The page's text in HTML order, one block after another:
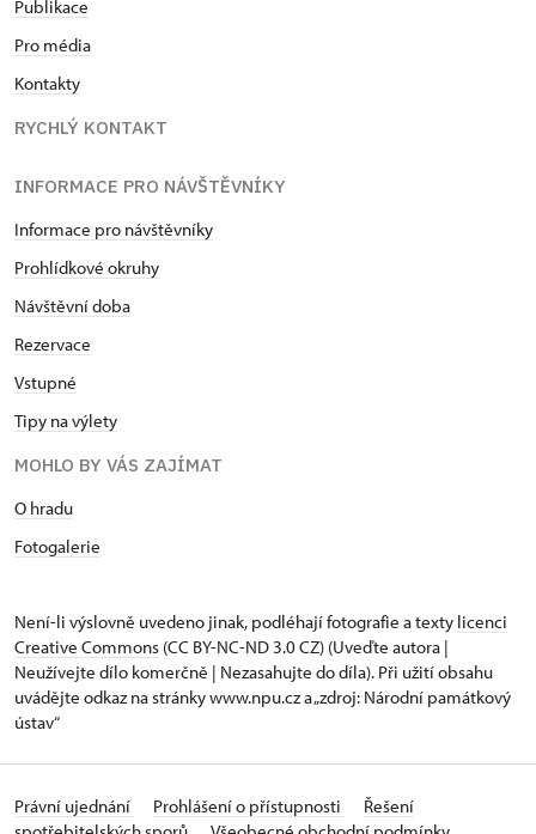
Publikace
Pro média
Kontakty
RYCHLÝ KONTAKT
INFORMACE PRO NÁVŠTĚVNÍKY
Informace pro návštěvníky
Prohlídkové okruhy
Návštěvní doba
Rezervace
Vstupné
Tipy na výlety
MOHLO BY VÁS ZAJÍMAT
O hradu
Fotogalerie
Není-li výslovně uvedeno jinak, podléhají fotografie a texty licenci
Creative Commons (CC BY-NC-ND 3.0 CZ) (Uveďte autora |
Neužívejte dílo komerčně | Nezasahujte do díla). Při užití obsahu
uvádějte odkaz na stránky www.npu.cz a „zdroj: Národní památkový
ústav“
Právní ujednání Prohlášení o přístupnosti
Řešení